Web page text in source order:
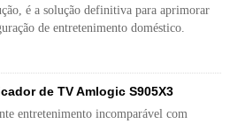
é a solução definitiva para aprimorar
de entretenimento doméstico.
de TV Amlogic S905X3
entretenimento incomparável com